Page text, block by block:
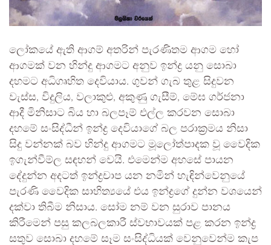
ලෝකයේ ඇති ආගම් අතරින් පැරණිතම ආගම හෝ
ආගමක් වන හින්දු ආගමට අනුව ඉන්ද්‍ර යනු සොබා
දහමට අධිගෘහිත දෙවියාය. ගුවන් ගැබ තුළ සිදුවන
වැස්ස, විදුලිය, වලාකුළු, අකුණු ගැසීම්, මේඝ ගර්ජනා
ආදී මිනිසාට බිය හා බලපෑම් එල්ල කරවන සොබා
දහමේ සංසිද්ධීන් ඉන්ද්‍ර දෙවියාගේ බල පරාක්‍රමය නිසා
සිදු වන්නක් බව හින්දු ආගමට මූලෝත්පාදක වූ වෛදික
ඉගැන්වීම්ල සඳහන් වෙයි. එමෙන්ම අහසේ පායන
දේදුන්න අදටත් ඉන්ද්‍රචාප යන නමින් හැඳින්වෙනුයේ
පැරණි වෛදික සාහිත්‍යයේ එය ඉන්ද්‍රගේ දුන්න වශයෙන්
දක්වා තිබීම නිසාය. සෝම නම් වන සුරාව පානය
කිරීමෙන් පසු කලබලකාරී ස්වභාවයක් පළ කරන ඉන්ද්‍ර
සතුව සොබා දහමේ සෑම සංසිද්ධියක් වෙනුවෙන්ම කැප